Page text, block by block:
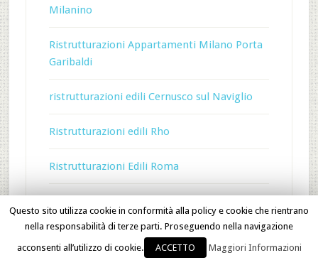
Milanino
Ristrutturazioni Appartamenti Milano Porta
Garibaldi
ristrutturazioni edili Cernusco sul Naviglio
Ristrutturazioni edili Rho
Ristrutturazioni Edili Roma
Scale su misura Varese
Questo sito utilizza cookie in conformità alla policy e cookie che rientrano
nella responsabilità di terze parti. Proseguendo nella navigazione
acconsenti all’utilizzo di cookie.
ACCETTO Maggiori Informazioni